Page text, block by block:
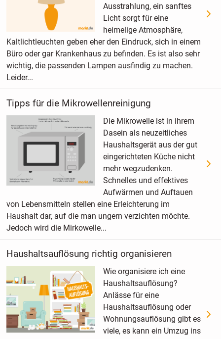
Ausstrahlung, ein sanftes
Licht sorgt für eine
heimelige Atmosphäre,
Kaltlichtleuchten geben eher den Eindruck, sich in einem
Büro oder gar Krankenhaus zu befinden. Es ist also sehr
wichtig, die passenden Lampen ausfindig zu machen.
Leider...
Tipps für die Mikrowellenreinigung
Die Mikrowelle ist in ihrem
Dasein als neuzeitliches
Haushaltsgerät aus der gut
eingerichteten Küche nicht
mehr wegzudenken.
Schnelles und effektives
Aufwärmen und Auftauen
von Lebensmitteln stellen eine Erleichterung im
Haushalt dar, auf die man ungern verzichten möchte.
Jedoch wird die Mirkowelle...
Haushaltsauflösung richtig organisieren
Wie organisiere ich eine
Haushaltsauflösung?
Anlässe für eine
Haushaltsauflösung oder
Wohnungsauflösung gibt es
viele, es kann ein Umzug ins